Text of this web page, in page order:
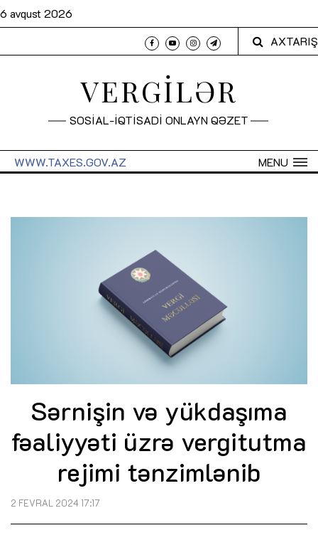
6 avqust 2026
AXTARIŞ
VERGİLƏR
SOSİAL-İQTİSADİ ONLAYN QƏZET
MENU
WWW.TAXES.GOV.AZ
Sərnişin və yükdaşıma
fəaliyyəti üzrə vergitutma
rejimi tənzimlənib
2 FEVRAL 2024 17:17